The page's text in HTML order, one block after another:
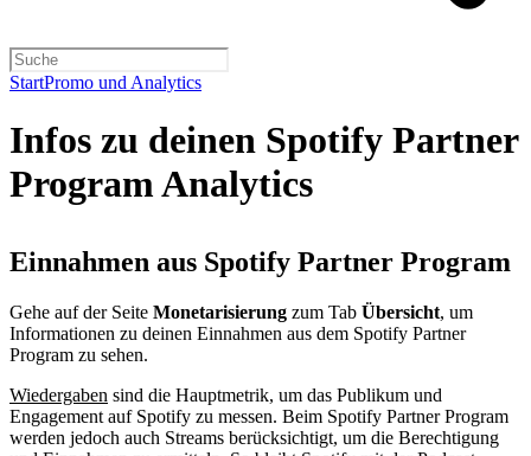
StartPromo und Analytics
Infos zu deinen Spotify Partner
Program Analytics
Einnahmen aus Spotify Partner Program
Gehe auf der Seite Monetarisierung zum Tab Übersicht, um
Informationen zu deinen Einnahmen aus dem Spotify Partner
Program zu sehen.
Wiedergaben sind die Hauptmetrik, um das Publikum und
Engagement auf Spotify zu messen. Beim Spotify Partner Program
werden jedoch auch Streams berücksichtigt, um die Berechtigung